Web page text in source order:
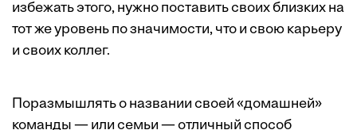
избежать этого, нужно поставить своих близких на
тот же уровень по значимости, что и свою карьеру
и своих коллег.
Поразмышлять о названии своей «домашней»
команды — или семьи — отличный способ